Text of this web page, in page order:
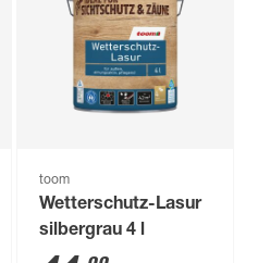
toom
Wetterschutz-Lasur
silbergrau 4 l